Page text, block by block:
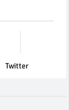
Twitter